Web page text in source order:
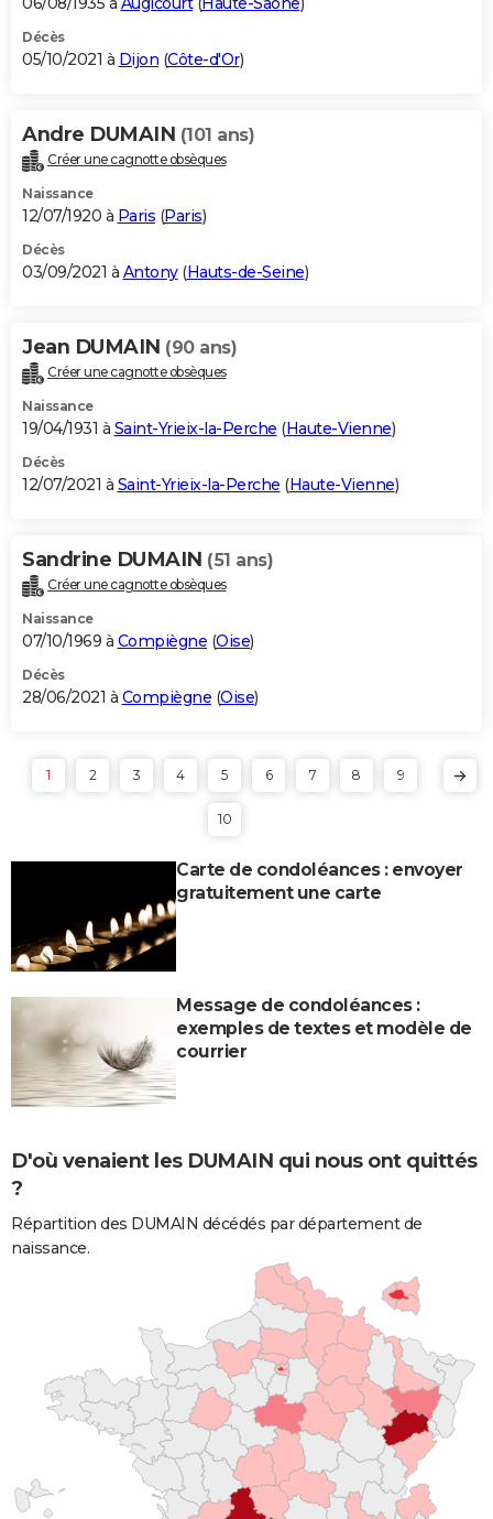
Décès
05/10/2021 à Dijon (Côte-d'Or)
Andre DUMAIN (101 ans)
Créer une cagnotte obsèques
Naissance
12/07/1920 à Paris (Paris)
Décès
03/09/2021 à Antony(Hauts-de-Seine)
Jean DUMAIN (90 ans)
Créer une cagnotte obsèques
Naissance
19/04/1931 à Saint-Yrieix-la-Perche (Haute-Vienne)
Décès
12/07/2021 à Saint-Yrieix-la-Perche (Haute-Vienne)
Sandrine DUMAIN (51 ans)
Créer une cagnotte obsèques
Naissance
07/10/1969 à Compiègne (Oise)
Décès
28/06/2021 à Compiègne (Oise)
1 2 3 4 5 6 7 8 9
10
Carte de condoléances : envoyer
gratuitement une carte
Message de condoléances :
exemples de textes et modèle de
courrier
D'où venaient les DUMAIN qui nous ont quittés
?
Répartition des DUMAIN décédés par département de
naissance.